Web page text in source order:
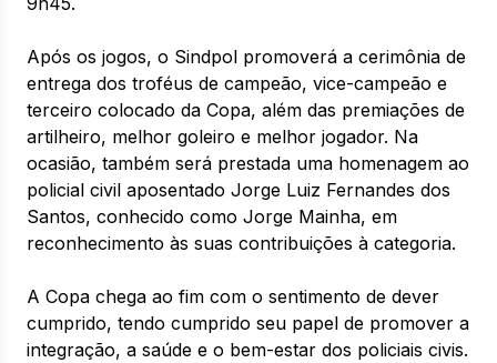
Após os jogos, o Sindpol promoverá a cerimônia de
entrega dos troféus de campeão, vice-campeão e
terceiro colocado da Copa, além das premiações de
artilheiro, melhor goleiro e melhor jogador. Na
ocasião, também será prestada uma homenagem ao
policial civil aposentado Jorge Luiz Fernandes dos
Santos, conhecido como Jorge Mainha, em
reconhecimento às suas contribuições à categoria.
A Copa chega ao fim com o sentimento de dever
cumprido, tendo cumprido seu papel de promover a
integração, a saúde e o bem-estar dos policiais civis.